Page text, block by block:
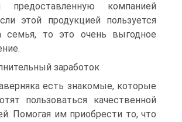
предоставленную компанией
этой продукцией пользуется
семья, то это очень выгодное
заработок
есть знакомые, которые
пользоваться качественной
Помогая им приобрести то, что